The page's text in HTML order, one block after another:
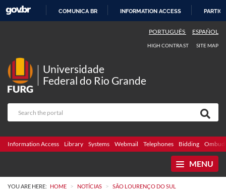
COMUNICA BR INFORMATION ACCESS
PORTUGUÊS ESPAÑOL
HIGH CONTRAST SITE MAP
Universidade
Federal do Rio Grande
Information Access Library Systems Webmail Telephones Bidding
MENU
YOU ARE HERE: HOME > NOTÍCIAS > SÃO LOURENÇO DO SUL